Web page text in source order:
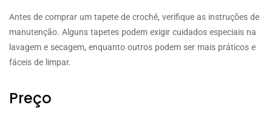
Antes de comprar um tapete de crochê, verifique as instruções de
manutenção. Alguns tapetes podem exigir cuidados especiais na
lavagem e secagem, enquanto outros podem ser mais práticos e
fáceis de limpar.
Preço